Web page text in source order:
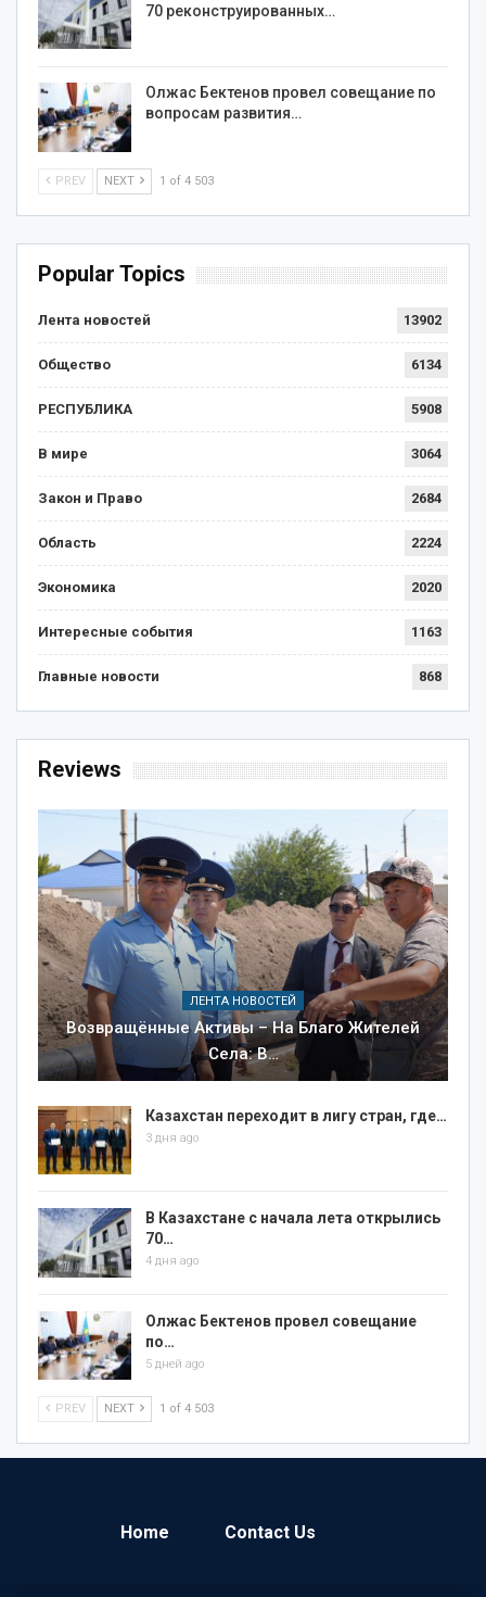
70 реконструированных…
Олжас Бектенов провел совещание по
вопросам развития…
PREV NEXT 1 of 4 503
Popular Topics
Лента новостей 13902
Общество 6134
РЕСПУБЛИКА 5908
В мире 3064
Закон и Право 2684
Область 2224
Экономика 2020
Интересные события 1163
Главные новости 868
Reviews
ЛЕНТА НОВОСТЕЙ
Возвращённые Активы – На Благо Жителей
Села: В…
Казахстан переходит в лигу стран, где…
3 дня ago
В Казахстане с начала лета открылись
70…
4 дня ago
Олжас Бектенов провел совещание
по…
5 дней ago
PREV NEXT 1 of 4 503
Home Contact Us